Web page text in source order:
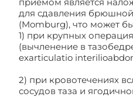
для сдавления
(Momburg), что может
1) при крупных
(вычленение в
exarticulatio
2) при кровотечениях
сосудов таза и